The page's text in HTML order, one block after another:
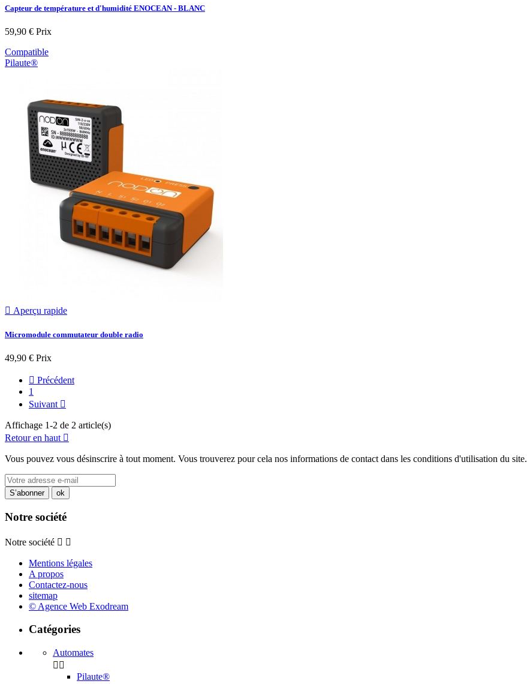
Capteur de température et d'humidité ENOCEAN - BLANC
59,90 € Prix
Compatible
Pilaute®
 Aperçu rapide
Micromodule commutateur double radio
49,90 € Prix
 Précédent
1
Suivant 
Affichage 1-2 de 2 article(s)
Retour en haut 
Vous pouvez vous désinscrire à tout moment. Vous trouverez pour cela nos informations de contact dans les conditions d'utilisation du site.
Notre société
Notre société  
Mentions légales
A propos
Contactez-nous
sitemap
© Agence Web Exodream
Catégories
Automates
 
Pilaute®